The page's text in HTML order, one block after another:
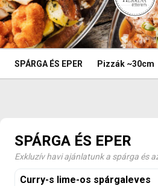
SPÁRGA ÉS EPER Pizzák ~30cm
SPÁRGA ÉS EPER
Exkluzív havi ajánlatunk a spárga és
Curry-s lime-os spárgaleves